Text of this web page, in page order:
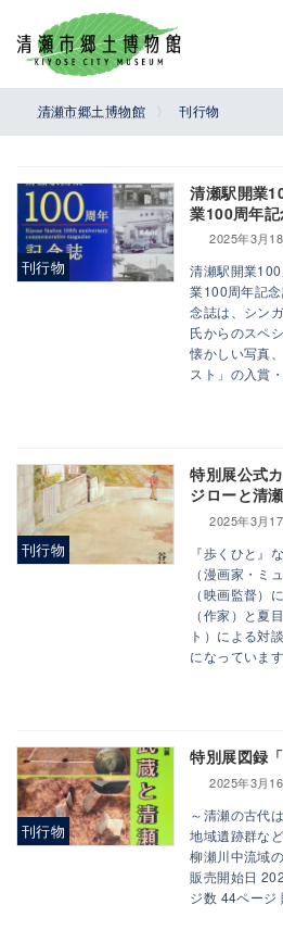
清瀬市郷土博物館 刊行物
刊行物
清瀬駅開業
業100周年記
2025年3月
清瀬駅開業
業100周年記
念誌は、シン
氏からのスペ
懐かしい写真
スト」の入賞
刊行物
特別展公式
ジローと清瀬
2025年3月
『歩くひと』
（漫画家・ミ
（映画監督）
（作家）と夏
ト）による対
になっていま
刊行物
特別展図録
2025年3月
～清瀬の古代
地域遺跡群な
柳瀬川中流域
販売開始日
ジ数 44ペー